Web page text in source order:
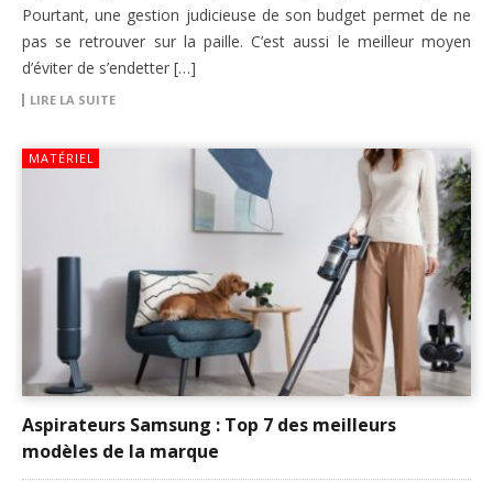
Pourtant, une gestion judicieuse de son budget permet de ne
pas se retrouver sur la paille. C’est aussi le meilleur moyen
d’éviter de s’endetter […]
LIRE LA SUITE
MATÉRIEL
Aspirateurs Samsung : Top 7 des meilleurs
modèles de la marque